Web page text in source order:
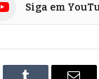
Siga em